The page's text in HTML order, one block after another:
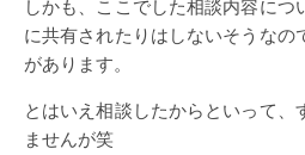
しかも、ここでした相談内容につ
に共有されたりはしないそうなの
があります。
とはいえ相談したからといって、
ませんが笑